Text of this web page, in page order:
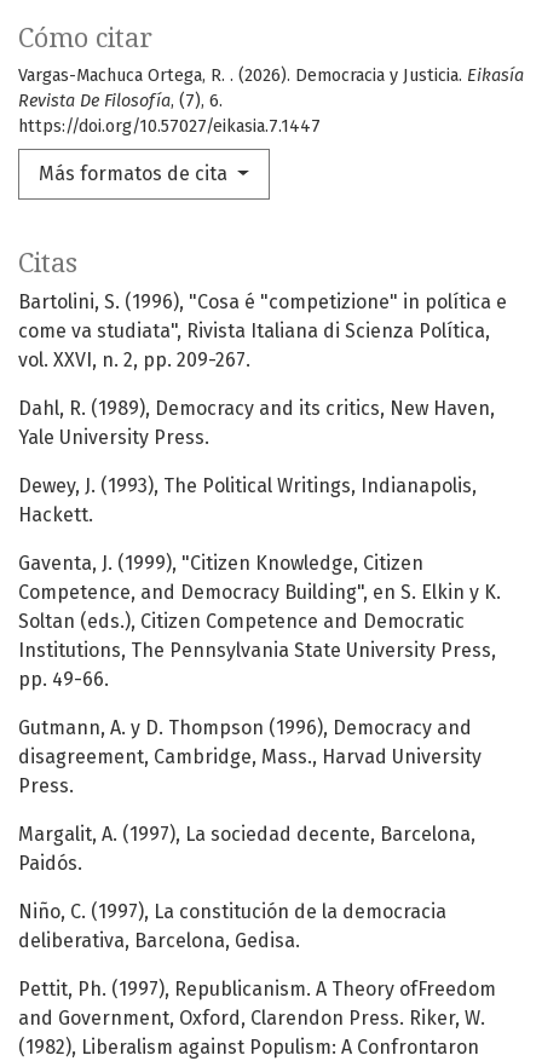
Cómo citar
Vargas-Machuca Ortega, R. . (2026). Democracia y Justicia. Eikasía
Revista De Filosofía, (7), 6.
https://doi.org/10.57027/eikasia.7.1447
Más formatos de cita
Citas
Bartolini, S. (1996), "Cosa é "competizione" in política e
come va studiata", Rivista Italiana di Scienza Política,
vol. XXVI, n. 2, pp. 209-267.
Dahl, R. (1989), Democracy and its critics, New Haven,
Yale University Press.
Dewey, J. (1993), The Political Writings, Indianapolis,
Hackett.
Gaventa, J. (1999), "Citizen Knowledge, Citizen
Competence, and Democracy Building", en S. Elkin y K.
Soltan (eds.), Citizen Competence and Democratic
Institutions, The Pennsylvania State University Press,
pp. 49-66.
Gutmann, A. y D. Thompson (1996), Democracy and
disagreement, Cambridge, Mass., Harvad University
Press.
Margalit, A. (1997), La sociedad decente, Barcelona,
Paidós.
Niño, C. (1997), La constitución de la democracia
deliberativa, Barcelona, Gedisa.
Pettit, Ph. (1997), Republicanism. A Theory ofFreedom
and Government, Oxford, Clarendon Press. Riker, W.
(1982), Liberalism against Populism: A Confrontaron